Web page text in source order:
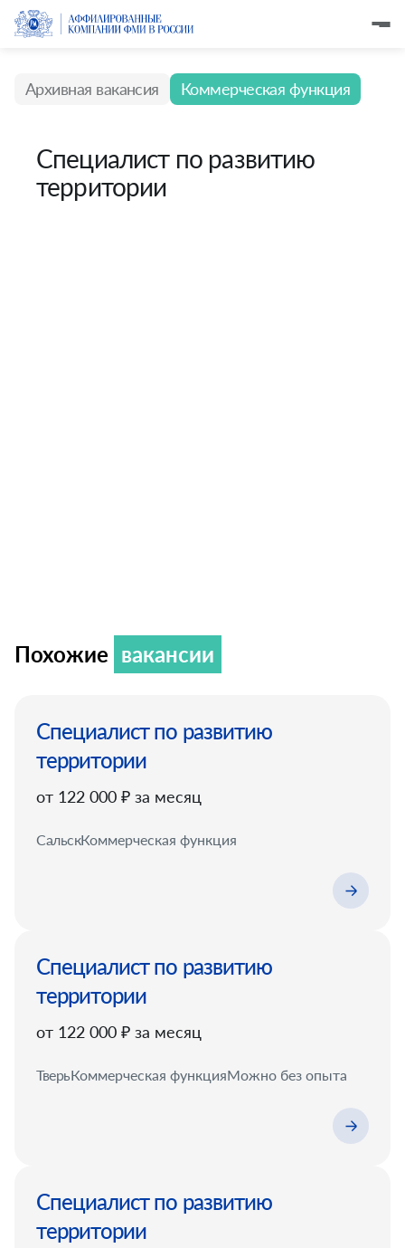
Архивная вакансия Коммерческая функция
Специалист по развитию
территории
Похожие вакансии
Специалист по развитию
территории
от 122 000 ₽ за месяц
СальскКоммерческая функция
Специалист по развитию
территории
от 122 000 ₽ за месяц
ТверьКоммерческая функцияМожно без опыта
Специалист по развитию
территории